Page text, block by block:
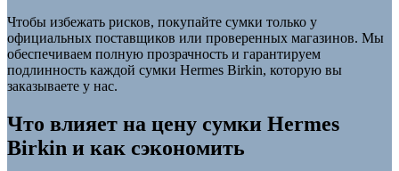
Чтобы избежать рисков, покупайте сумки только у
официальных поставщиков или проверенных магазинов. Мы
обеспечиваем полную прозрачность и гарантируем
подлинность каждой сумки Hermes Birkin, которую вы
заказываете у нас.
Что влияет на цену сумки Hermes
Birkin и как сэкономить